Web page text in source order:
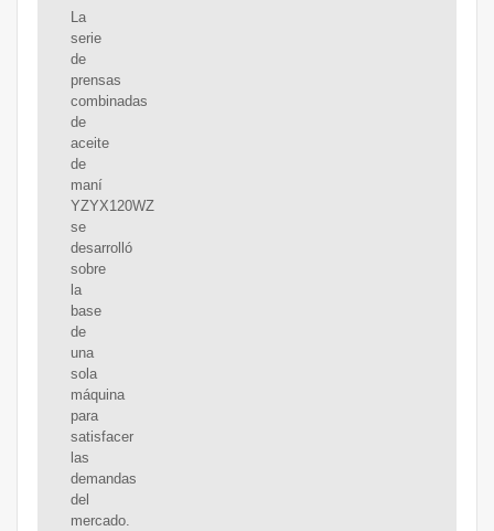
La
serie
de
prensas
combinadas
de
aceite
de
maní
YZYX120WZ
se
desarrolló
sobre
la
base
de
una
sola
máquina
para
satisfacer
las
demandas
del
mercado.